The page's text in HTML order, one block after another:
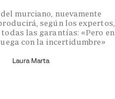
murciano, nuevamente
según los expertos,
las garantías: «Pero en
con la incertidumbre»
Laura Marta